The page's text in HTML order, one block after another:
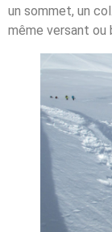
un sommet, un
même versant ou